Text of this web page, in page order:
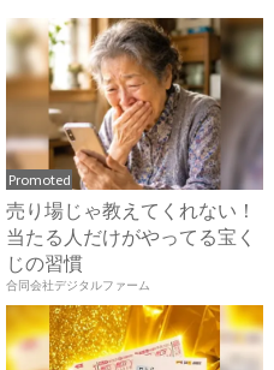
Promoted
売り場じゃ教えてくれない！
当たる人だけがやってる宝く
じの習慣
合同会社デジタルファーム